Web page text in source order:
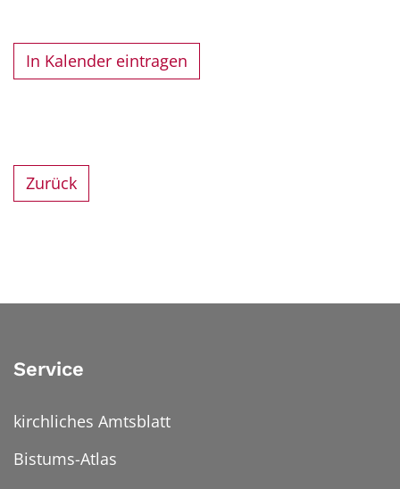
In Kalender eintragen
Zurück
Service
kirchliches Amtsblatt
Bistums-Atlas